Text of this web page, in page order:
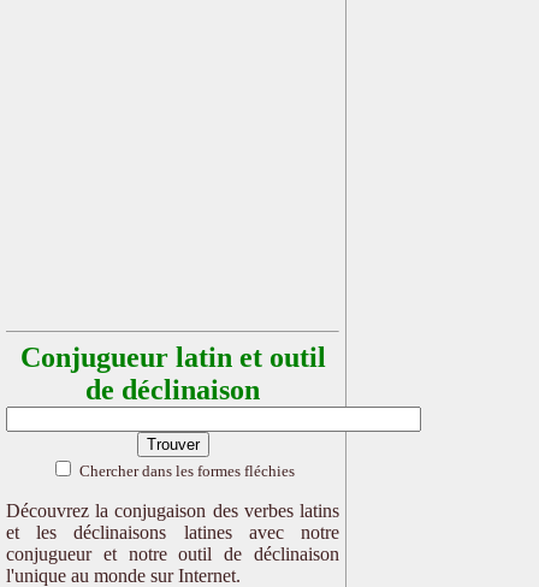
Conjugueur latin et outil
de déclinaison
Chercher dans les formes fléchies
Découvrez la conjugaison des verbes latins
et les déclinaisons latines avec notre
conjugueur et notre outil de déclinaison
l'unique au monde sur Internet.